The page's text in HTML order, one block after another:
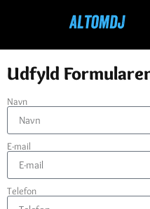
Kontakt
Udfyld
Navn
E-mail
Telefon